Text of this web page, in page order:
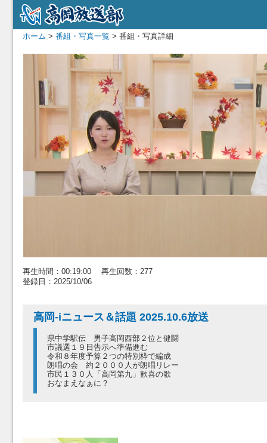
ホーム > 番組・写真一覧 > 番組・写真詳細
再生時間：00:19:00 再生回数：277
登録日：2025/10/06
高岡-iニュース＆話題 2025.10.6放送
県中学駅伝 男子高岡西部２位と健闘
市議選１９日告示へ準備進む
令和８年度予算２つの特別枠で編成
朗唱の会 約２０００人が朗唱リレー
市民１３０人「高岡第九」歓喜の歌
おなまえなぁに？